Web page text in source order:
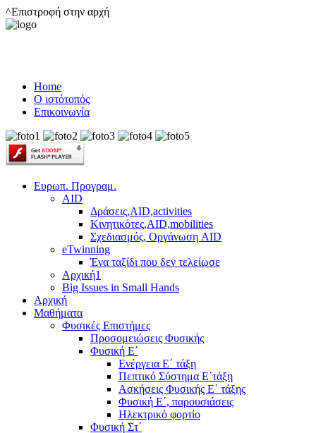
^Επιστροφή στην αρχή
Home
Ο ιστότοπός
Επικοινωνία
Ευρωπ. Προγραμ.
AID
Δράσεις,AID,activities
Κινητικότες,AID,mobilities
Σχεδιασμός, Οργάνωση AID
eTwinning
Ένα ταξίδι που δεν τελείωσε
Αρχική1
Big Issues in Small Hands
Αρχική
Μαθήματα
Φυσικές Επιστήμες
Προσομειώσεις Φυσικής
Φυσική Ε΄
Ενέργεια Ε΄ τάξη
Πεπτικό Σύστημα Ε΄τάξη
Ασκήσεις Φυσικής Ε΄ τάξης
Φυσική Ε΄, παρουσιάσεις
Ηλεκτρικό φορτίο
Φυσική Στ΄